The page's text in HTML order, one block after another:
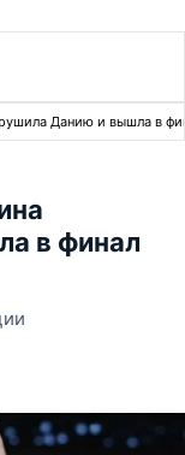
Данию и вышла в
в финал